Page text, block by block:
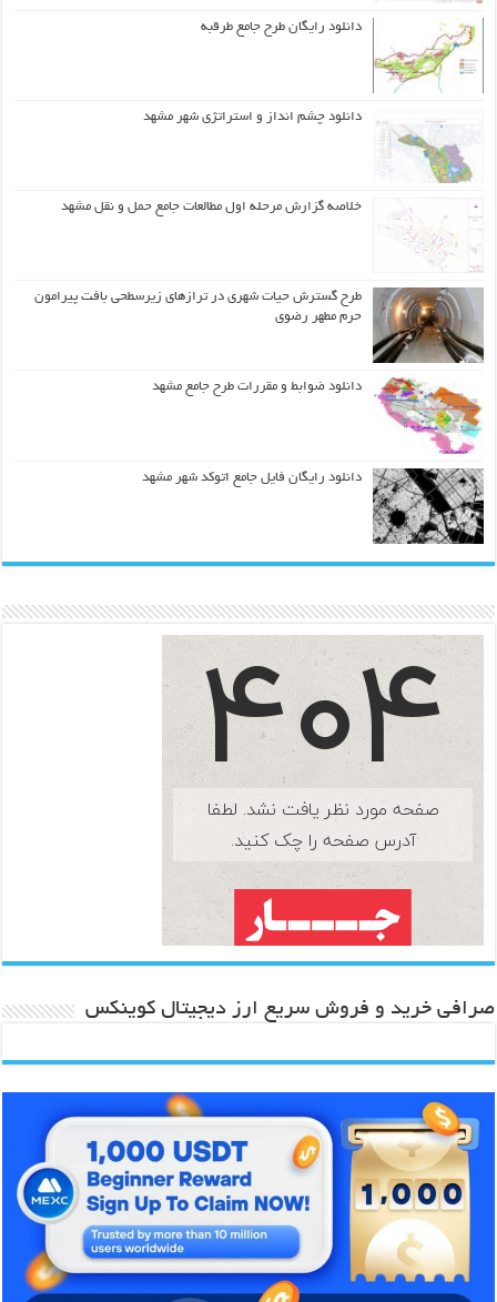
دانلود رایگان طرح جامع طرقبه
دانلود چشم انداز و استراتژی شهر مشهد
خلاصه گزارش مرحله اول مطالعات جامع حمل و نقل مشهد
طرح گسترش حیات شهري در ترازهاي زیرسطحی بافت پیرامون
حرم مطهر رضوي
دانلود ضوابط و مقررات طرح جامع مشهد
دانلود رایگان فایل جامع اتوکد شهر مشهد
صرافی خرید و فروش سریع ارز دیجیتال کوینکس